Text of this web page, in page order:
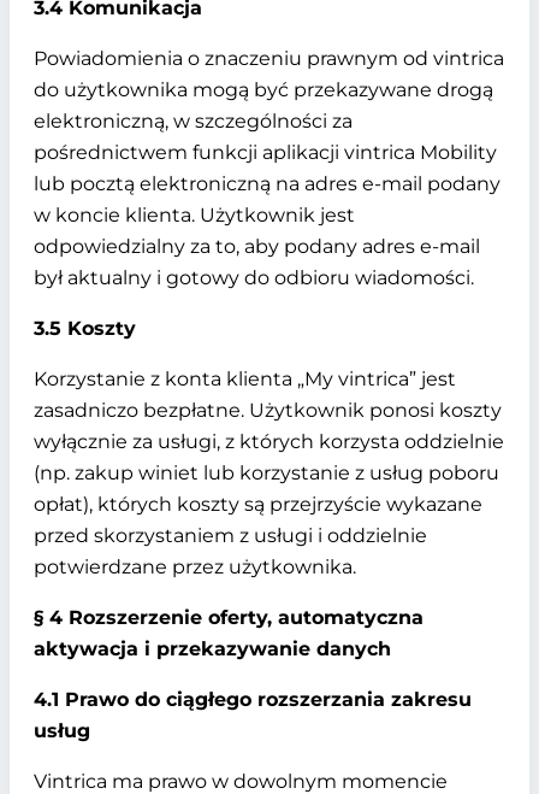
3.4 Komunikacja
Powiadomienia o znaczeniu prawnym od vintrica
do użytkownika mogą być przekazywane drogą
elektroniczną, w szczególności za
pośrednictwem funkcji aplikacji vintrica Mobility
lub pocztą elektroniczną na adres e-mail podany
w koncie klienta. Użytkownik jest
odpowiedzialny za to, aby podany adres e-mail
był aktualny i gotowy do odbioru wiadomości.
3.5 Koszty
Korzystanie z konta klienta „My vintrica” jest
zasadniczo bezpłatne. Użytkownik ponosi koszty
wyłącznie za usługi, z których korzysta oddzielnie
(np. zakup winiet lub korzystanie z usług poboru
opłat), których koszty są przejrzyście wykazane
przed skorzystaniem z usługi i oddzielnie
potwierdzane przez użytkownika.
§ 4 Rozszerzenie oferty, automatyczna
aktywacja i przekazywanie danych
4.1 Prawo do ciągłego rozszerzania zakresu
usług
Vintrica ma prawo w dowolnym momencie